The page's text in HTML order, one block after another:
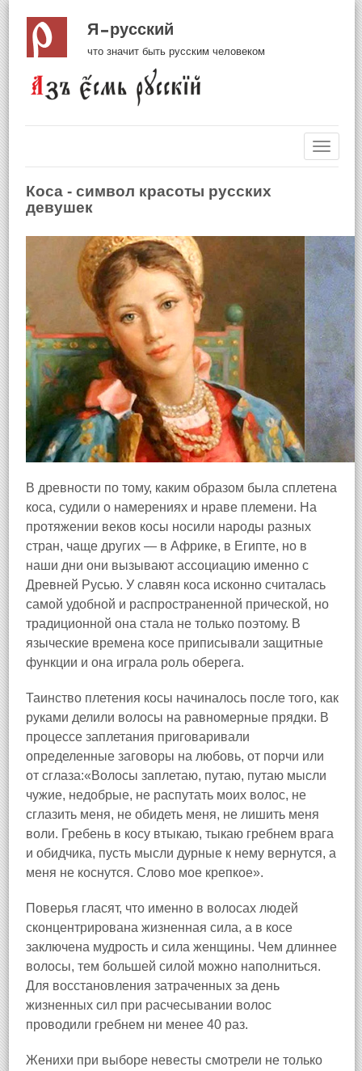
Я русский
что значит быть русским человеком
Коса - символ красоты русских
девушек
В древности по тому, каким образом была сплетена
коса, судили о намерениях и нраве племени. На
протяжении веков косы носили народы разных
стран, чаще других — в Африке, в Египте, но в
наши дни они вызывают ассоциацию именно с
Древней Русью. У славян коса исконно считалась
самой удобной и распространенной прической, но
традиционной она стала не только поэтому. В
языческие времена косе приписывали защитные
функции и она играла роль оберега.
Таинство плетения косы начиналось после того, как
руками делили волосы на равномерные прядки. В
процессе заплетания приговаривали
определенные заговоры на любовь, от порчи или
от сглаза:«Волосы заплетаю, путаю, путаю мысли
чужие, недобрые, не распутать моих волос, не
сглазить меня, не обидеть меня, не лишить меня
воли. Гребень в косу втыкаю, тыкаю гребнем врага
и обидчика, пусть мысли дурные к нему вернутся, а
меня не коснутся. Слово мое крепкое».
Поверья гласят, что именно в волосах людей
сконцентрирована жизненная сила, а в косе
заключена мудрость и сила женщины. Чем длиннее
волосы, тем большей силой можно наполниться.
Для восстановления затраченных за день
жизненных сил при расчесывании волос
проводили гребнем ни менее 40 раз.
Женихи при выборе невесты смотрели не только